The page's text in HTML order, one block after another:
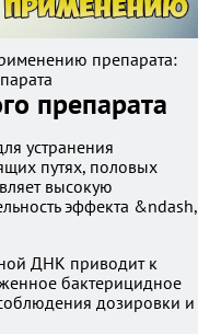
препарата:
препарата
устранения
путях, половых
высокую
эффекта &ndash,
ДНК приводит к
бактерицидное
дозировки и